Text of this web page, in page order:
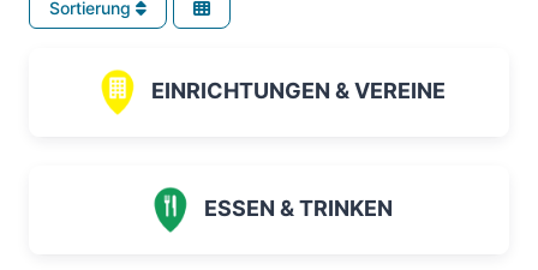
Sortierung
EINRICHTUNGEN & VEREINE
ESSEN & TRINKEN